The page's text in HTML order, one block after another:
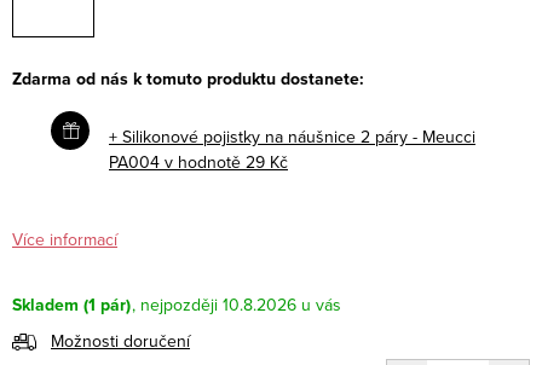
Zdarma od nás k tomuto produktu dostanete:
+ Silikonové pojistky na náušnice 2 páry - Meucci
PA004 v hodnotě 29 Kč
Více informací
Skladem (1 pár)
10.8.2026
Možnosti doručení